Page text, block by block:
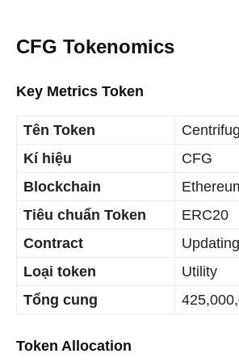
CFG Tokenomics
Key Metrics Token
Tên Token
Kí hiệu
CFG
Blockchain
Tiêu chuẩn Token
ERC20
Contract
Updating
Loại token
Utility
Tổng cung
Token Allocation